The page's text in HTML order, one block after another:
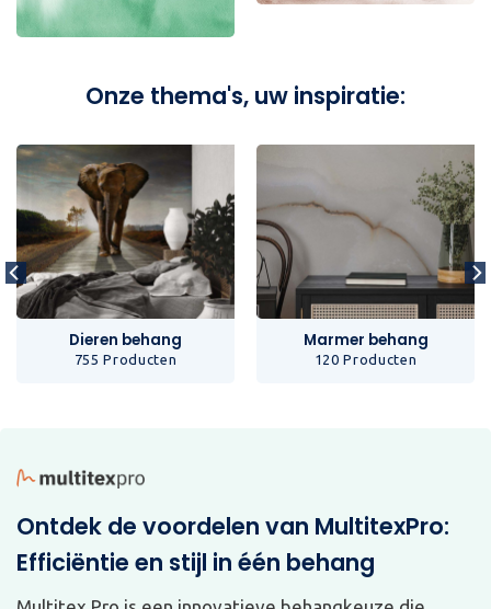
Onze thema's, uw inspiratie:
Dieren behang
755 Producten
Marmer behang
120 Producten
Ontdek de voordelen van MultitexPro:
Efficiëntie en stijl in één behang